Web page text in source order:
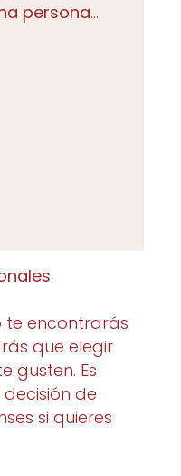
persona…
.
te encontrarás
que elegir
gusten. Es
de
si quieres